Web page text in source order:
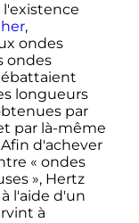
,
ondes
ondes
longueurs
par
par là-même
d'achever
« ondes
», Hertz
à l'aide d'un
à